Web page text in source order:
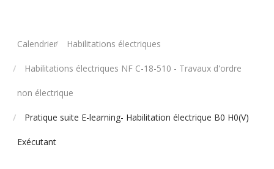
Calendrier Habilitations électriques
Habilitations électriques NF C-18-510 - Travaux d'ordre
non électrique
Pratique suite E-learning- Habilitation électrique B0 H0(V)
Exécutant